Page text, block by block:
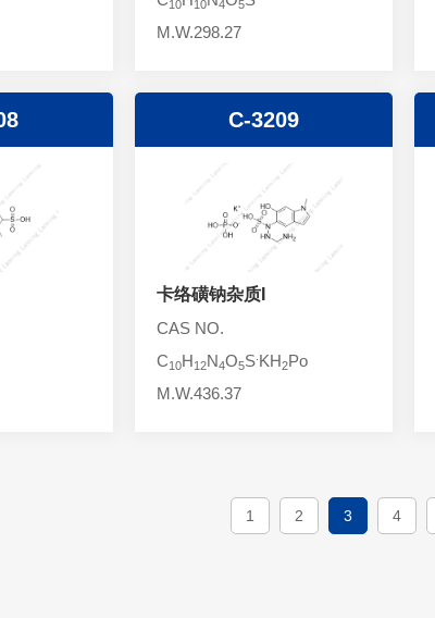
10 10 4 5
M.W.298.27
C-3209
卡络磺钠杂质I
CAS NO.
C10H12N4O5S KH2Po
M.W.436.37
1 2 3 4